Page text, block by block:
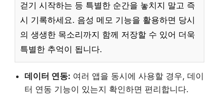
걷기 시작하는 등 특별한 순간을 놓치지 말고 즉
시 기록하세요. 음성 메모 기능을 활용하면 당시
의 생생한 목소리까지 함께 저장할 수 있어 더욱
특별한 추억이 됩니다.
데이터 연동: 여러 앱을 동시에 사용할 경우, 데이
터 연동 기능이 있는지 확인하면 편리합니다.